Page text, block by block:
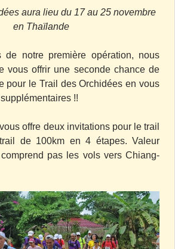
aura lieu du 17 au 25 novembre
en Thaïlande
de notre première opération, nous
vous offrir une seconde chance de
pour le Trail des Orchidées en vous
!!
offre deux invitations pour le trail
de 100km en 4 étapes. Valeur
pas les vols vers Chiang-